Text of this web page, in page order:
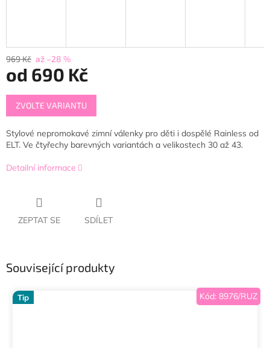
969 Kč až –28 %
od 690 Kč
Měrná
cena:
ZVOLTE VARIANTU
Stylové nepromokavé zimní válenky pro děti i dospělé Rainless od
ELT. Ve čtyřechy barevných variantách a velikostech 30 až 43.
Detailní informace
ZEPTAT SE SDÍLET
Související produkty
Tip Kód: 8976/RUZ